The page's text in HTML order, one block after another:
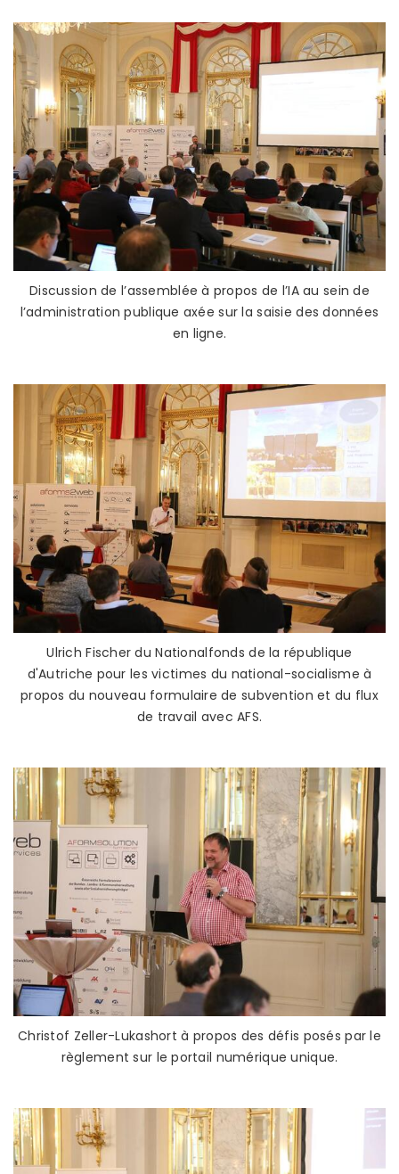
Discussion de l’assemblée à propos de l’IA au sein de
l’administration publique axée sur la saisie des données
en ligne.
Ulrich Fischer du Nationalfonds de la république
d'Autriche pour les victimes du national-socialisme à
propos du nouveau formulaire de subvention et du flux
de travail avec AFS.
Christof Zeller-Lukashort à propos des défis posés par le
règlement sur le portail numérique unique.